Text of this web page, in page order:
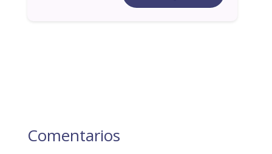
Comentarios